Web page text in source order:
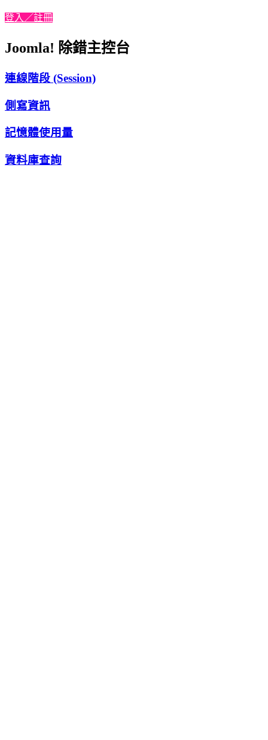
登入／註冊
Joomla! 除錯主控台
連線階段 (Session)
側寫資訊
記憶體使用量
資料庫查詢